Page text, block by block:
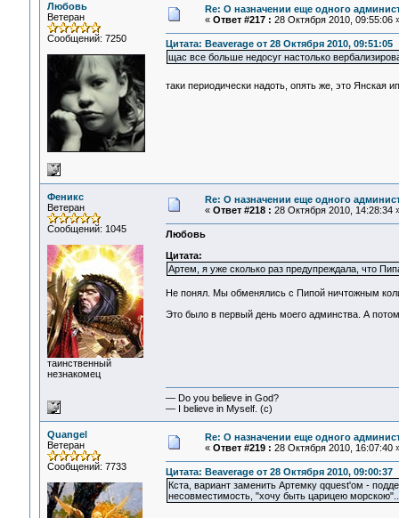
Любовь
Ветеран
Сообщений: 7250
Re: О назначении еще одного
« Ответ #217 : 28 Октября 2010, 09:55:06
Цитата: Beaverage от 28 Октября 2010, 09:51:05
щас все больше недосуг настолько
таки периодически надоть, опять же, это Янская
Феникс
Ветеран
Сообщений: 1045
таинственный
незнакомец
Re: О назначении еще одного
« Ответ #218 : 28 Октября 2010, 14:28:34
Любовь
Цитата:
Артем, я уже сколько раз предупреждала, что
Не понял. Мы обменялись с Пипой ничтожным
Это было в первый день моего админства. А
— Do you believe in God?
— I believe in Myself. (c)
Quangel
Ветеран
Сообщений: 7733
Re: О назначении еще одного
« Ответ #219 : 28 Октября 2010, 16:07:40
Цитата: Beaverage от 28 Октября 2010, 09:00:37
Кста, вариант заменить Артемку qquest'ом -
несовместимость, "хочу быть царицею